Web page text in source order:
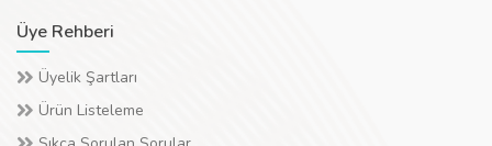
Üye Rehberi
Üyelik Şartları
Ürün Listeleme